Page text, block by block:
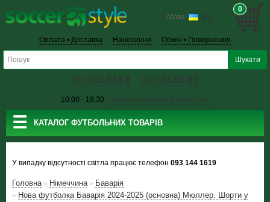
Мова RU
0
Оплата • Доставка Нанесення Обмін • Повернення
098 703 444 8 050 144 58 01
10:00 - 18:30 inform.soccerstyle@gmail.com
☰ КАТАЛОГ ФУТБОЛЬНИХ ТОВАРІВ
У випадку відсутності світла працює телефон 093 144 1619
Головна » Німеччина » Баварія
» Нова футболка Баварія 2024-2025 (основна) Мюллер. Шорти у